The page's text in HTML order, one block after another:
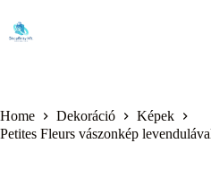
content
Home Dekoráció
Képek
Petites Fleurs vászonkép